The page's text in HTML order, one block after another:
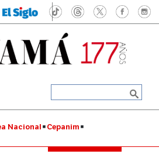
Nacional Cepanim